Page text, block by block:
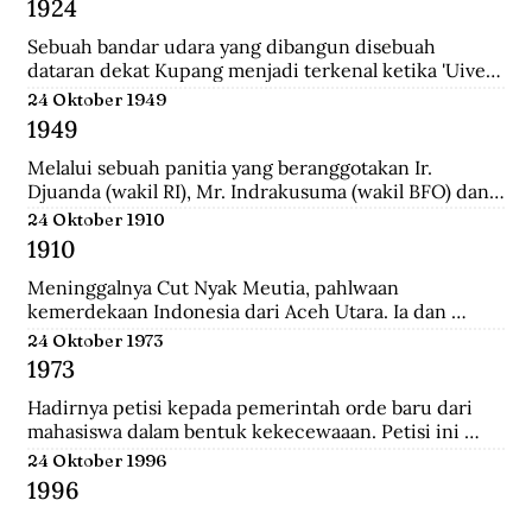
School (HIS) dan MULO di Solo, lalu ke AMS di
Yogyakarta, kemudian mengambil jurusan Teknik Sipil
di Technische Hoogeschool te Bandoeng (sekarang
ITB).
1924
Sebuah bandar udara yang dibangun disebuah
dataran dekat Kupang menjadi terkenal ketika 'Uiver',
pesawat Belanda KLM DC-2 yang sedang dicoba
menerbangi jalur niaga dari London ke Sydney
mendarat di situ untuk mengisi bahan bakar.
24 Oktober 1949
1949
Melalui sebuah panitia yang beranggotakan Ir.
Djuanda (wakil RI), Mr. Indrakusuma (wakil BFO) dan
Hirschfeld (wakil Belanda), membuat perjanjian
bahwa RIS akan mengambil alih pijaman-pinjaman
Hindia Belanda yang semuanya berjumlah 4.300 juta
gulden.
24 Oktober 1910
1910
Meninggalnya Cut Nyak Meutia, pahlwaan
kemerdekaan Indonesia dari Aceh Utara. Ia dan
pasukannya terus melakukan perlawanan dengan
menyerang dan merampas pos kolonial di wilaya Gayo
yang melewati hutan.
24 Oktober 1973
1973
Hadirnya petisi kepada pemerintah orde baru dari
mahasiswa dalam bentuk kekecewaaan. Petisi ini
dipicu karena adanya penyelewengan yang dilakukan
oleh pemerintah dan korupsi yang besar.
24 Oktober 1996
1996